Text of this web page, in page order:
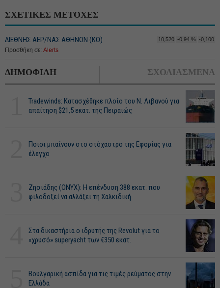
ΣΧΕΤΙΚΕΣ ΜΕΤΟΧΕΣ
ΔΙΕΘΝΗΣ ΑΕΡ/ΝΑΣ ΑΘΗΝΩΝ (ΚΟ) 10,520 -0,94 % -0,100
Προσθήκη σε: Alerts
ΔΗΜΟΦΙΛΗ ΣΧΟΛΙΑΣΜΕΝΑ
Tradewinds: Κατασχέθηκε πλοίο του Ν. Λιβανού για
απαίτηση $21,5 εκατ. της Πειραιώς
Ποιοι μπαίνουν στο στόχαστρο της Εφορίας για
έλεγχο
Ζησιάδης (ONYX): Η επένδυση 388 εκατ. που
φιλοδοξεί να αλλάξει τη Χαλκιδική
Στα δικαστήρια ο ιδρυτής της Revolut για το
«χρυσό» superyacht των €350 εκατ.
Βουλγαρική ασπίδα για τις τιμές ρεύματος στην
Ελλάδα